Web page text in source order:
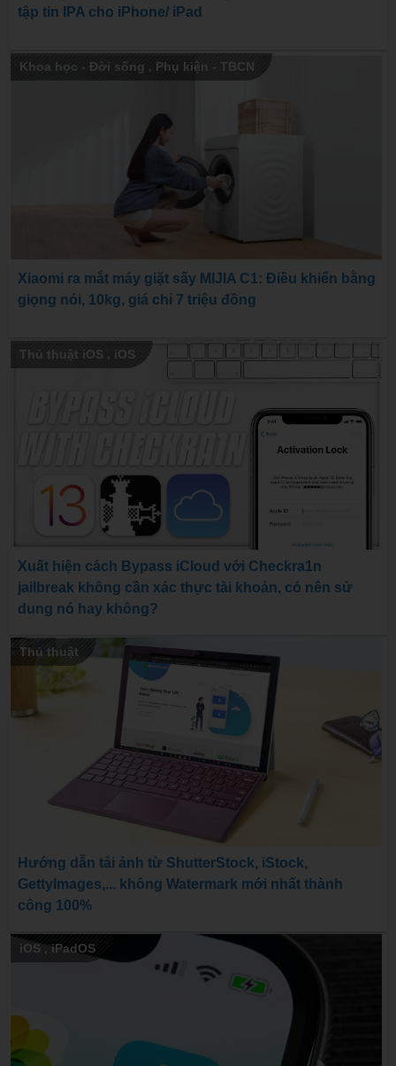
tập tin IPA cho iPhone/ iPad
Khoa học - Đời sống , Phụ kiện - TBCN
Xiaomi ra mắt máy giặt sấy MIJIA C1: Điều khiển bằng
giọng nói, 10kg, giá chỉ 7 triệu đồng
Thủ thuật iOS , iOS
Xuất hiện cách Bypass iCloud với Checkra1n
jailbreak không cần xác thực tài khoản, có nên sử
dung nó hay không?
Thủ thuật
Hướng dẫn tải ảnh từ ShutterStock, iStock,
GettyImages,... không Watermark mới nhất thành
công 100%
iOS ,iPadOS